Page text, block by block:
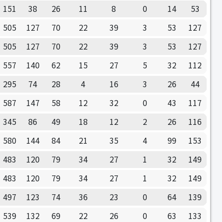
151 38 26 11 8 0 14
53
505
127 70 22 39 3 53
127
505
127 70 22 39 3 53
127
557
140 62 15 27 5 32
112
295
74 28 4 16 3 26
44
587
147 58 12 32 0 43
117
345
86 49 18 12 2 26
116
580
144 84 21 35 4 99
153
483
120 79 34 27 1 32
149
483
120 79 34 27 1 32
149
497
123 74 36 23 0 64
139
539
132 69 22 26 0 63 133